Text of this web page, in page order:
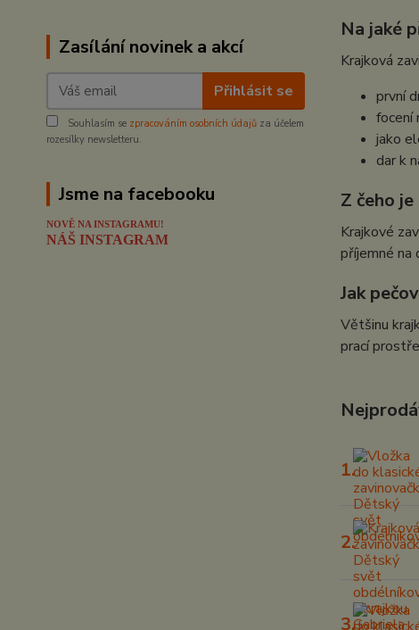
Zasílání novinek a akcí
Přihlásit se
Souhlasím se zpracováním osobních údajů za účelem
rozesílky newsletteru.
Jsme na facebooku
NOVĚ NA INSTAGRAMU!
NÁŠ INSTAGRAM
Na jaké
Krajková
první
focení
jako
dar k
Z čeho
Krajkové
příjemné na
Jak
Většinu
prací
1.
2.
3.